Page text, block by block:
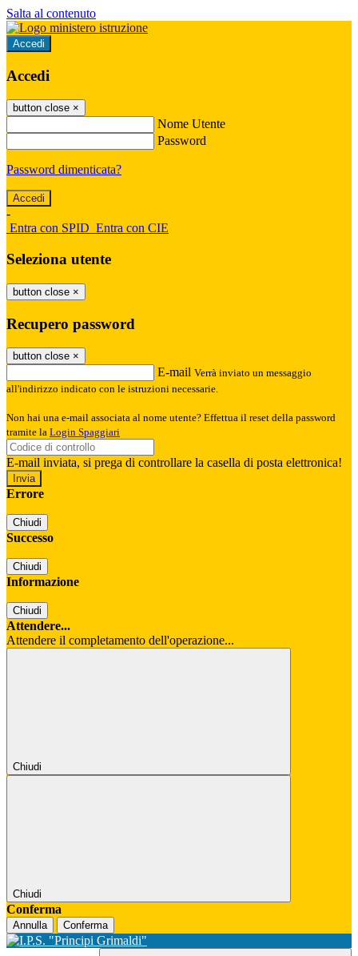
Salta al contenuto
Accedi
Accedi
button close ×
Nome Utente
Password
Password dimenticata?
-
Entra con SPID Entra con CIE
Seleziona utente
button close ×
Recupero password
button close ×
E-mail Verrà inviato un messaggio
all'indirizzo indicato con le istruzioni necessarie.
Non hai una e-mail associata al nome utente? Effettua il reset della password
tramite la Login Spaggiari
E-mail inviata, si prega di controllare la casella di posta elettronica!
Errore
Chiudi
Successo
Chiudi
Informazione
Chiudi
Attendere...
Attendere il completamento dell'operazione...
Chiudi
Chiudi
Conferma
Annulla Conferma